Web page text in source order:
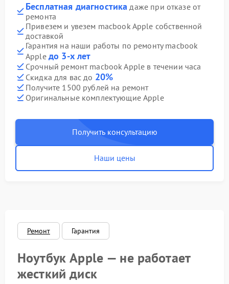
Бесплатная диагностика даже при отказе от
ремонта
Привезем и увезем macbook Apple собственной
доставкой
Гарантия на наши работы по ремонту macbook
Apple до 3-х лет
Срочный ремонт macbook Apple в течении часа
Скидка для вас до 20%
Получите 1500 рублей на ремонт
Оригинальные комплектующие Apple
Получить консультацию
Наши цены
Ремонт Гарантия
Ноутбук Apple — не работает
жесткий диск